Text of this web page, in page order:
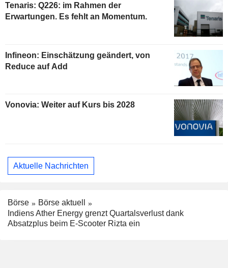
Tenaris: Q226: im Rahmen der
Erwartungen. Es fehlt an Momentum.
Infineon: Einschätzung geändert, von
Reduce auf Add
Vonovia: Weiter auf Kurs bis 2028
Aktuelle Nachrichten
Börse
Börse aktuell
Indiens Ather Energy grenzt Quartalsverlust dank
Absatzplus beim E-Scooter Rizta ein